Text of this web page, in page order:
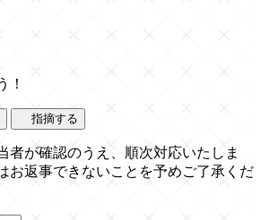
！
指摘する
者が確認のうえ、順次対応いたしま
お返事できないことを予めご了承くだ